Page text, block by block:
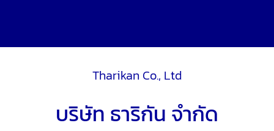
Tharikan Co., Ltd
บริษัท ธาริกัน จำกัด